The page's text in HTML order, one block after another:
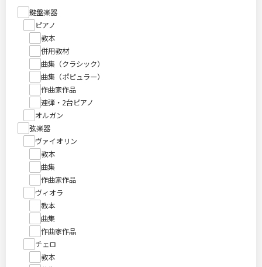
鍵盤楽器
ピアノ
教本
併用教材
曲集（クラシック）
曲集（ポピュラー）
作曲家作品
連弾・2台ピアノ
オルガン
弦楽器
ヴァイオリン
教本
曲集
作曲家作品
ヴィオラ
教本
曲集
作曲家作品
チェロ
教本